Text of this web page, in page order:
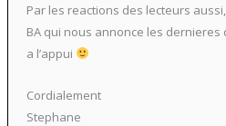
Par les reactions des lecteurs
BA qui nous annonce les
a l’appui
Cordialement
Stephane